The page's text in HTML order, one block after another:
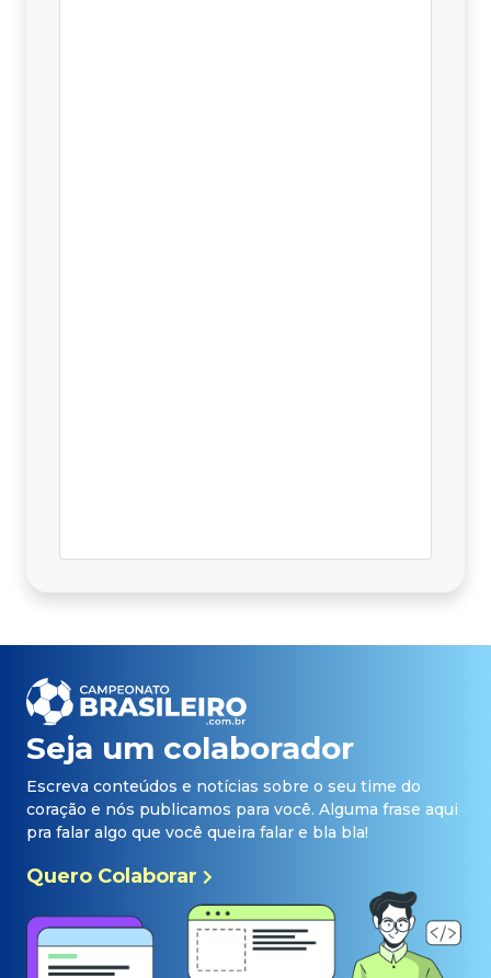
Seja um colaborador
Escreva conteúdos e notícias sobre o seu time do
coração e nós publicamos para você. Alguma frase aqui
pra falar algo que você queira falar e bla bla!
Quero Colaborar